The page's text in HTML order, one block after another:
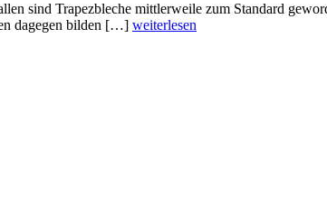
sind Trapezbleche mittlerweile zum Standard
dagegen bilden […] weiterlesen